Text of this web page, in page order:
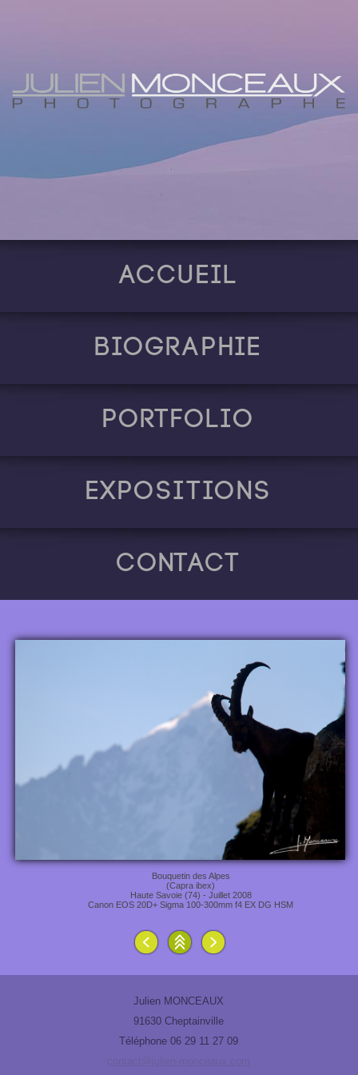
Accueil
Biographie
Portfolio
Expositions
Contact
Bouquetin des Alpes
(Capra ibex)
Haute Savoie (74) - Juillet 2008
Canon EOS 20D+ Sigma 100-300mm f4 EX DG HSM
Julien MONCEAUX
91630 Cheptainville
Téléphone 06 29 11 27 09
contact@julien-monceaux.com